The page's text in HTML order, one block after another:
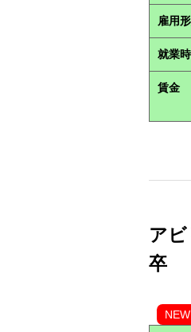
雇用
就業
賃金
ア
卒
NEW